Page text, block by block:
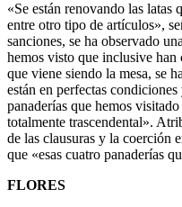
«Se están renovando las latas
entre otro tipo de artículos»,
sanciones, se ha observado
hemos visto que inclusive
que viene siendo la mesa, se
están en perfectas
panaderías que hemos
totalmente trascendental».
de las clausuras y la coerción
que «esas cuatro panaderías
FLORES